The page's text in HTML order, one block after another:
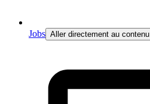
Jobs Aller directement au contenu